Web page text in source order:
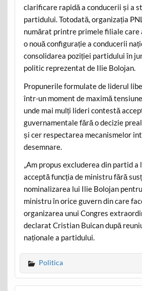
clarificare rapidă a conducerii și a
partidului. Totodată, organizația
numărat printre primele filiale
o nouă configurație a conducerii
consolidarea poziției partidului în
politic reprezentat de Ilie Bolojan.
Propunerile formulate de liderul
într-un moment de maximă
unde mai mulți lideri contestă
guvernamentale fără o decizie
și cer respectarea mecanismelor
desemnare.
„Am propus excluderea din partid
acceptă funcția de ministru fără
nominalizarea lui Ilie Bolojan
ministru în orice guvern din care
organizarea unui Congres
declarat Cristian Buican după
naționale a partidului.
Politica